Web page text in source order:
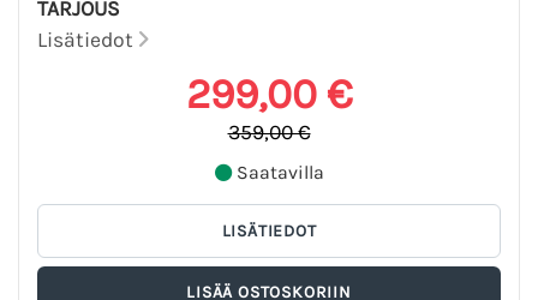
TARJOUS
Lisätiedot
299,00 €
359,00 €
Saatavilla